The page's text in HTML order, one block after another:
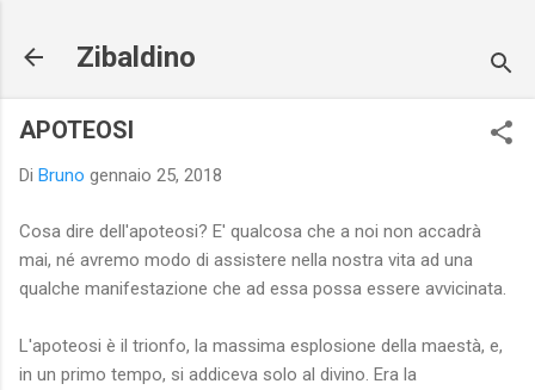
Zibaldino
APOTEOSI
Di Bruno gennaio 25, 2018
Cosa dire dell'apoteosi? E' qualcosa che a noi non accadrà
mai, né avremo modo di assistere nella nostra vita ad una
qualche manifestazione che ad essa possa essere avvicinata.
L'apoteosi è il trionfo, la massima esplosione della maestà, e,
in un primo tempo, si addiceva solo al divino. Era la